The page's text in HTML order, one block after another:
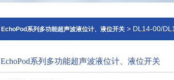
EchoPod系列多功能超声波液位计、液位开关 > DL14-00/DL14-10EchoPod系
EchoPod系列多功能超声波液位计、液位开关